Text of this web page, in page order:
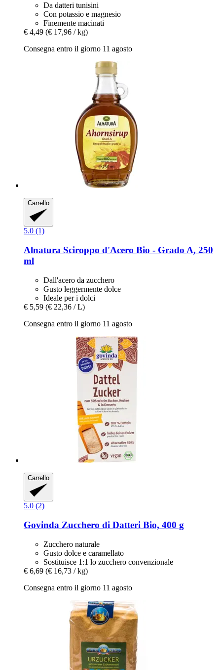
Da datteri tunisini
Con potassio e magnesio
Finemente macinati
€ 4,49 (€ 17,96 / kg)
Consegna entro il giorno 11 agosto
Carrello
5.0 (1)
Alnatura Sciroppo d'Acero Bio -​ Grado A, 250
ml
Dall'acero da zucchero
Gusto leggermente dolce
Ideale per i dolci
€ 5,59 (€ 22,36 / L)
Consegna entro il giorno 11 agosto
Carrello
5.0 (2)
Govinda Zucchero di Datteri Bio, 400 g
Zucchero naturale
Gusto dolce e caramellato
Sostituisce 1:1 lo zucchero convenzionale
€ 6,69 (€ 16,73 / kg)
Consegna entro il giorno 11 agosto